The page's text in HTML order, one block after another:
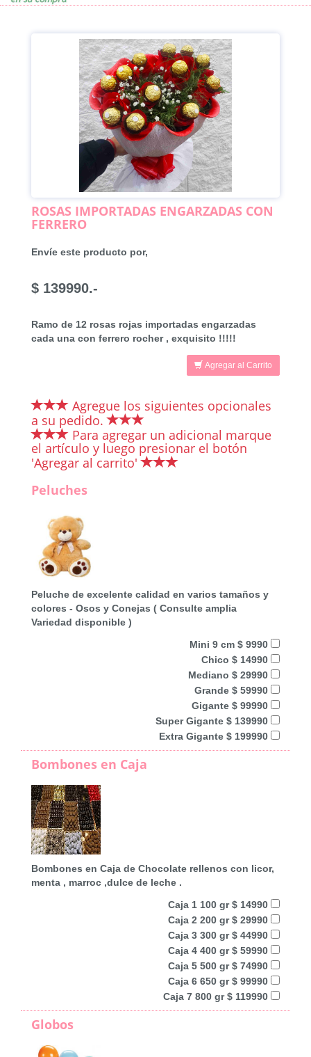
ROSAS IMPORTADAS ENGARZADAS CON
FERRERO
Envíe este producto por,
$ 139990.-
Ramo de 12 rosas rojas importadas engarzadas
cada una con ferrero rocher , exquisito !!!!!
Agregar al Carrito
Agregue los siguientes opcionales
a su pedido.
Para agregar un adicional marque
el artículo y luego presionar el botón
'Agregar al carrito'
Peluches
Peluche de excelente calidad en varios tamaños y
colores - Osos y Conejas ( Consulte amplia
Variedad disponible )
Mini 9 cm $ 9990
Chico $ 14990
Mediano $ 29990
Grande $ 59990
Gigante $ 99990
Super Gigante $ 139990
Extra Gigante $ 199990
Bombones en Caja
Bombones en Caja de Chocolate rellenos con licor,
menta , marroc ,dulce de leche .
Caja 1 100 gr $ 14990
Caja 2 200 gr $ 29990
Caja 3 300 gr $ 44990
Caja 4 400 gr $ 59990
Caja 5 500 gr $ 74990
Caja 6 650 gr $ 99990
Caja 7 800 gr $ 119990
Globos